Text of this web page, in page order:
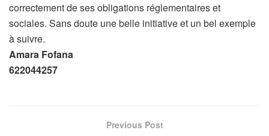
correctement de ses obligations réglementaires et
sociales. Sans doute une belle initiative et un bel exemple
à suivre.
Amara Fofana
622044257
Previous Post